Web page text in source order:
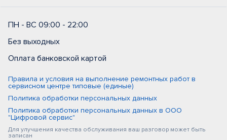
ПН - ВС 09:00 - 22:00
Без выходных
Оплата банковской картой
Правила и условия на выполнение ремонтных работ в
сервисном центре типовые (единые)
Политика обработки персональных данных
Политика обработки персональных данных в ООО
"Цифровой сервис"
Для улучшения качества обслуживания ваш разговор может быть
записан